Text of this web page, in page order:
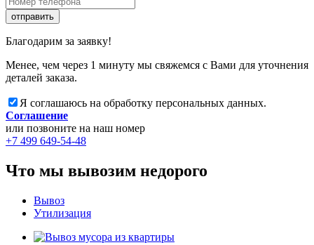
отправить
Благодарим за заявку!
Менее, чем через 1 минуту мы свяжемся с Вами для уточнения
деталей заказа.
Я соглашаюсь на обработку персональных данных.
Соглашение
или позвоните на наш номер
+7 499 649-54-48
Что мы вывозим недорого
Вывоз
Утилизация